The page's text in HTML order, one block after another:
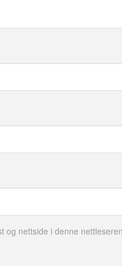
og nettside i denne